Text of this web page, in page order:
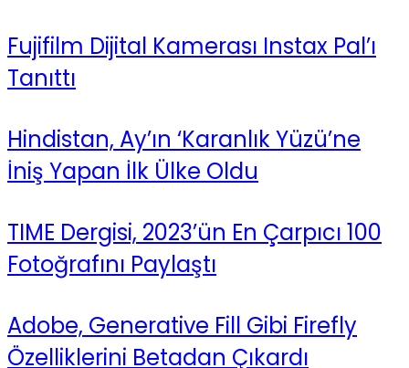
Fujifilm Dijital Kamerası Instax Pal’ı
Tanıttı
Hindistan, Ay’ın ‘Karanlık Yüzü’ne
İniş Yapan İlk Ülke Oldu
TIME Dergisi, 2023’ün En Çarpıcı 100
Fotoğrafını Paylaştı
Adobe, Generative Fill Gibi Firefly
Özelliklerini Betadan Çıkardı